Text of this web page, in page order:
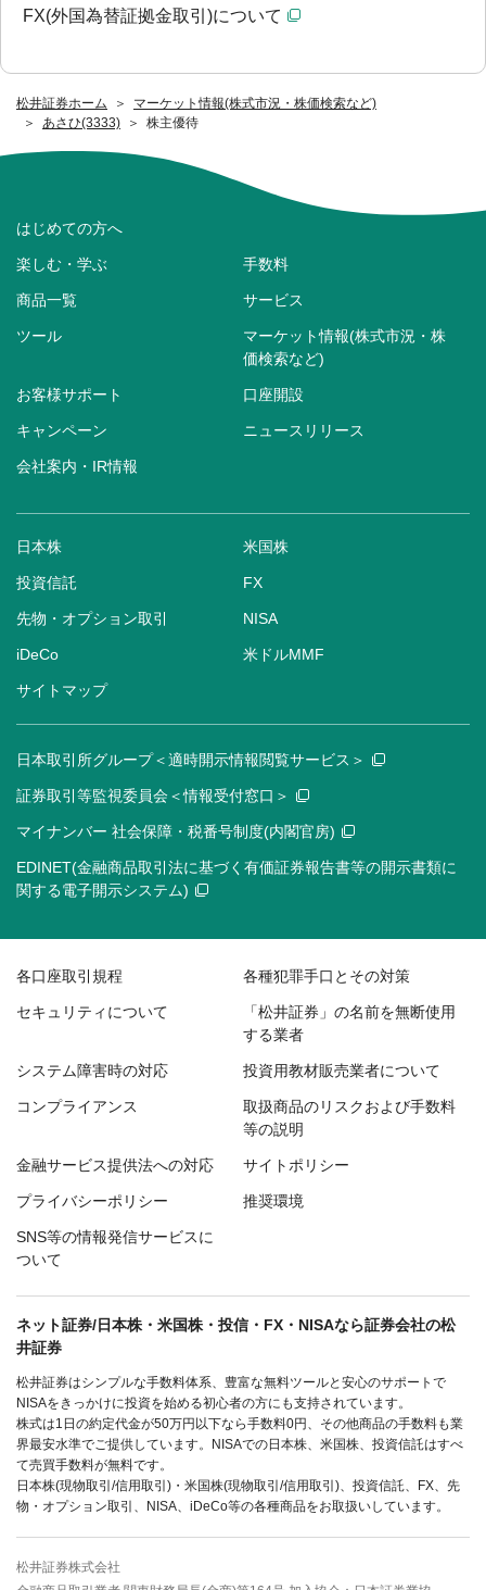
松井証券ホーム
マーケット情報(株式市況・株価検索など)
あさひ(3333)
株主優待
FX(外国為替証拠金取引)について
はじめての方へ
楽しむ・学ぶ 手数料
商品一覧 サービス
ツール
マーケット情報(株式市況・株
価検索など)
お客様サポート 口座開設
キャンペーン ニュースリリース
会社案内・IR情報
日本株 米国株
投資信託 FX
先物・オプション取引 NISA
iDeCo 米ドルMMF
サイトマップ
日本取引所グループ＜適時開示情報閲覧サービス＞
証券取引等監視委員会＜情報受付窓口＞
マイナンバー 社会保障・税番号制度(内閣官房)
EDINET(金融商品取引法に基づく有価証券報告書等の開示書類に
関する電子開示システム)
各口座取引規程 各種犯罪手口とその対策
セキュリティについて
「松井証券」の名前を無断使用
する業者
システム障害時の対応 投資用教材販売業者について
コンプライアンス
取扱商品のリスクおよび手数料
等の説明
金融サービス提供法への対応 サイトポリシー
プライバシーポリシー 推奨環境
SNS等の情報発信サービスに
ついて
ネット証券/日本株・米国株・投信・FX・NISAなら証券会社の松
井証券
松井証券はシンプルな手数料体系、豊富な無料ツールと安心のサポートで
NISAをきっかけに投資を始める初心者の方にも支持されています。
株式は1日の約定代金が50万円以下なら手数料0円、その他商品の手数料も業
界最安水準でご提供しています。NISAでの日本株、米国株、投資信託はすべ
て売買手数料が無料です。
日本株(現物取引/信用取引)・米国株(現物取引/信用取引)、投資信託、FX、先
物・オプション取引、NISA、iDeCo等の各種商品をお取扱いしています。
松井証券株式会社